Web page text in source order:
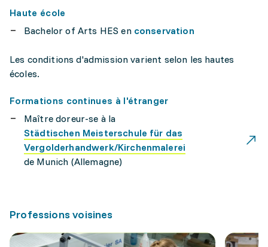
Haute école
Bachelor of Arts HES en conservation
Les conditions d'admission varient selon les hautes
écoles.
Formations continues à l'étranger
Maître doreur-se à la
Städtischen Meisterschule für das
Vergolderhandwerk/Kirchenmalerei
de Munich (Allemagne)
Professions voisines